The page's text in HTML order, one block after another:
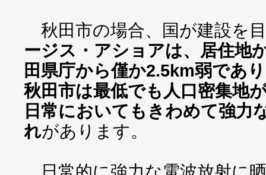
秋田市の場合、国が建設を
ージス・アショアは、居住地
田県庁から僅か2.5km弱であ
秋田市は最低でも人口密集地
日常においてもきわめて強力
れがあります。